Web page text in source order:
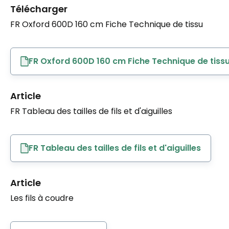
Télécharger
FR Oxford 600D 160 cm Fiche Technique de tissu
FR Oxford 600D 160 cm Fiche Technique de
Article
FR Tableau des tailles de fils et d'aiguilles
FR Tableau des tailles de fils et d'aiguilles
Article
Les fils à coudre